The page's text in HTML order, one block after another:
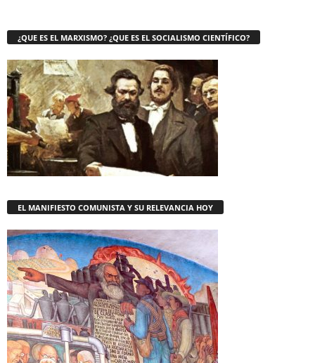
¿QUE ES EL MARXISMO? ¿QUE ES EL SOCIALISMO CIENTÍFICO?
EL MANIFIESTO COMUNISTA Y SU RELEVANCIA HOY